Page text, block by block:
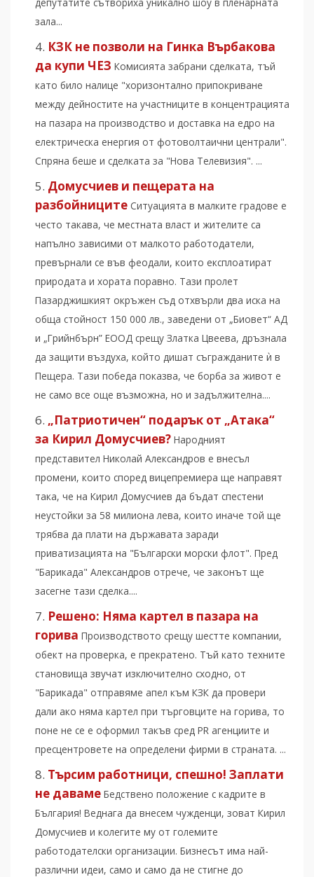
зала...
КЗК не позволи на Гинка Върбакова
да купи ЧЕЗ Комисията забрани сделката, тъй
като било налице "хоризонтално припокриване
между дейностите на участниците в концентрацията
на пазара на производство и доставка на едро на
електрическа енергия от фотоволтаични централи".
Спряна беше и сделката за "Нова Телевизия". ...
Домусчиев и пeщерата на
разбойниците Ситуацията в малките градове е
често такава, че местната власт и жителите са
напълно зависими от малкото работодатели,
превърнали се във феодали, които експлоатират
природата и хората поравно. Тази пролет
Пазарджишкият окръжен съд отхвърли два иска на
обща стойност 150 000 лв., заведени от „Биовет“ АД
и „Грийнбърн” ЕООД срещу Златка Цвеева, дръзнала
да защити въздуха, който дишат съгражданите ѝ в
Пещера. Тази победа показва, че борба за живот е
не само все още възможна, но и задължителна....
„Патриотичен“ подарък от „Атака“
за Кирил Домусчиев? Народният
представител Николай Александров е внесъл
промени, които според вицепремиера ще направят
така, че на Кирил Домусчиев да бъдат спестени
неустойки за 58 милиона лева, които иначе той ще
трябва да плати на държавата заради
приватизацията на "Български морски флот". Пред
"Барикада" Александров отрече, че законът ще
засегне тази сделка....
Решено: Няма картел в пазара на
горива Производството срещу шестте компании,
обект на проверка, е прекратено. Тъй като техните
становища звучат изключително сходно, от
"Барикада" отправяме апел към КЗК да провери
дали ако няма картел при търговците на горива, то
поне не се е оформил такъв сред PR агенциите и
пресцентровете на определени фирми в страната. ...
Търсим работници, спешно! Заплати
не даваме Бедствено положение с кадрите в
България! Веднага да внесем чужденци, зоват Кирил
Домусчиев и колегите му от големите
работодателски организации. Бизнесът има най-
различни идеи, само и само да не стигне до